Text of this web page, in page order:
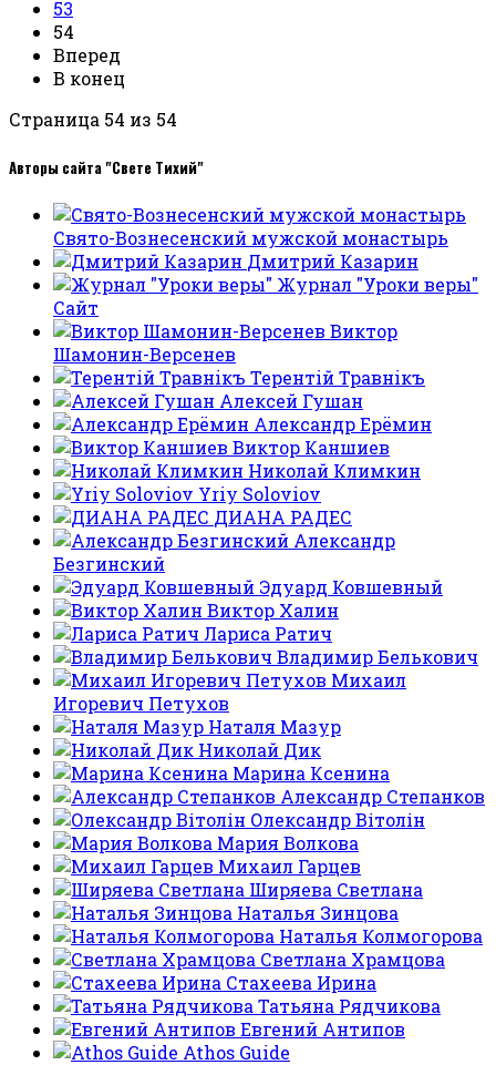
53
54
Вперед
В конец
Страница 54 из 54
Авторы сайта "Свете Тихий"
Свято-Вознесенский мужской монастырь
Дмитрий Казарин
Журнал "Уроки веры"
Сайт
Виктор
Шамонин-Версенев
Терентiй Травнiкъ
Алексей Гушан
Александр Ерёмин
Виктор Каншиев
Николай Климкин
Yriy Soloviov
ДИАНА РАДЕС
Александр
Безгинский
Эдуард Ковшевный
Виктор Халин
Лариса Ратич
Владимир Белькович
Михаил
Игоревич Петухов
Наталя Мазур
Николай Дик
Марина Ксенина
Александр Степанков
Олександр Вітолін
Мария Волкова
Михаил Гарцев
Ширяева Светлана
Наталья Зинцова
Наталья Колмогорова
Светлана Храмцова
Стахеева Ирина
Татьяна Рядчикова
Евгений Антипов
Athos Guide